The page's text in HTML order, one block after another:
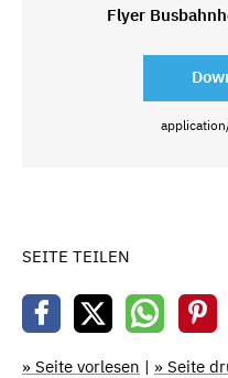
Flyer
SEITE TEILEN
» Seite vorlesen | » Seite